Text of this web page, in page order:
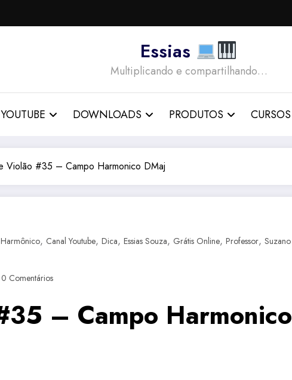
Essias
Multiplicando e compartilhando…
YOUTUBE DOWNLOADS PRODUTOS CURSOS
Violão #35 – Campo Harmonico DMaj
, Canal Youtube, Dica, Essias Souza, Grátis Online, Professor, Suzano
0 Comentários
– Campo Harmonico